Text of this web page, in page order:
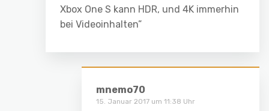
Xbox One S kann HDR, und 4K immerhin
bei Videoinhalten”
mnemo70
15. Januar 2017 um 11:38 Uhr